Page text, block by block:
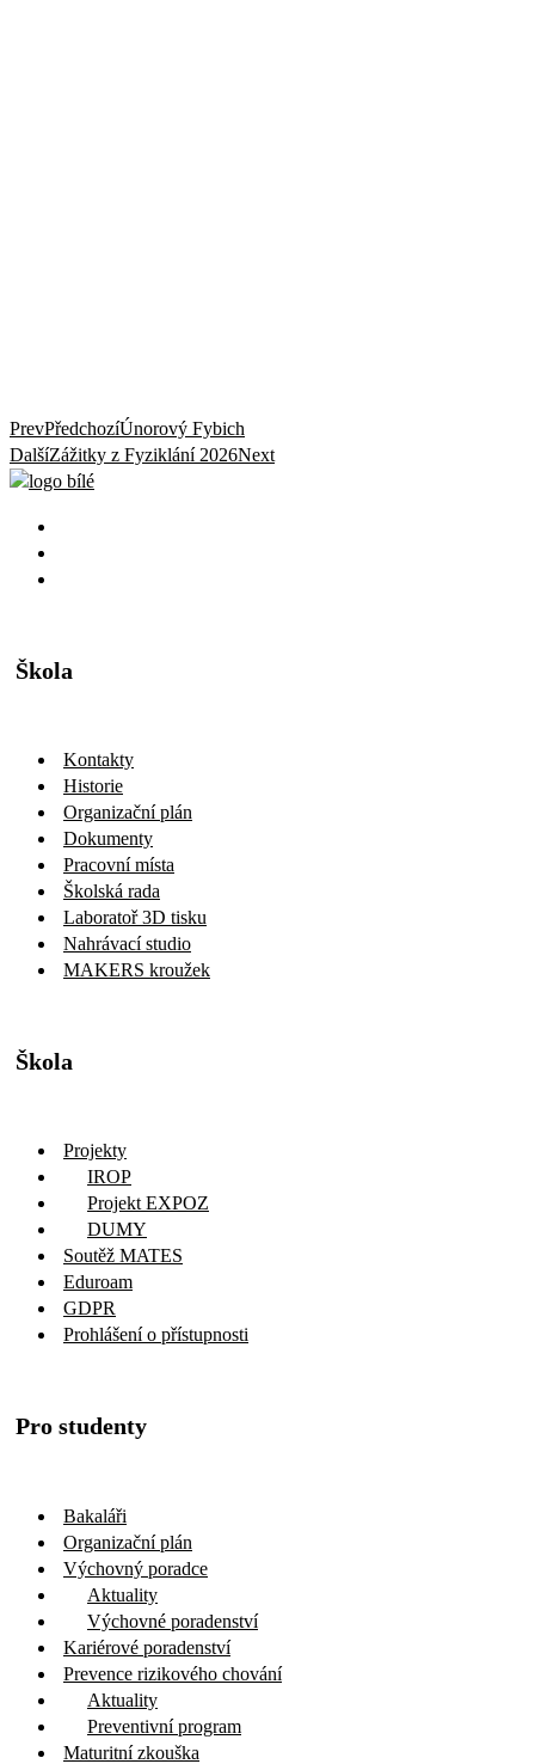
Prev
Další
Škola
Kontakty
Historie
Organizační plán
Dokumenty
Pracovní místa
MAKERS kroužek
Škola
Projekty
IROP
Projekt EXPOZ
DUMY
GDPR
Prohlášení o přístupnosti
Pro studenty
Bakaláři
Organizační plán
Výchovný poradce
Aktuality
Výchovné poradenství
Kariérové poradenství